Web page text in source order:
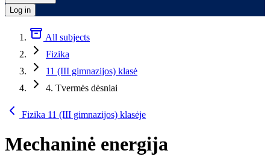
Log in
All subjects
Fizika
11 (III gimnazijos) klasė
4. Tvermės dėsniai
Fizika 11 (III gimnazijos) klasėje
Mechaninė energija